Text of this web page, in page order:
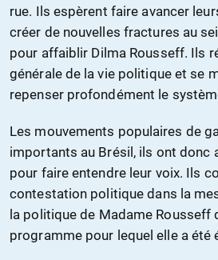
rue. Ils espèrent faire avancer
créer de nouvelles fractures au
pour affaiblir Dilma Rousseff. Ils
générale de la vie politique et se
repenser profondément le
Les mouvements populaires de
importants au Brésil, ils ont donc
pour faire entendre leur voix. Ils
contestation politique dans la
la politique de Madame Rousseff
programme pour lequel elle a été